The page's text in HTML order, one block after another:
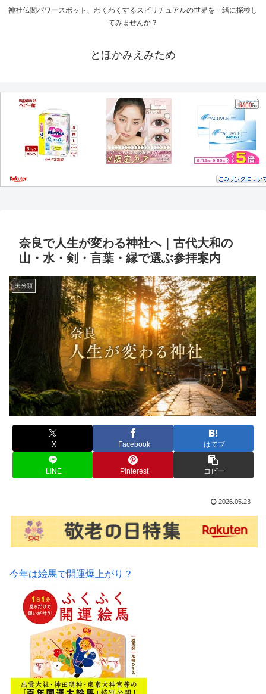
神社仏閣パワースポット、わくわくするスピリチュアルの世界を一緒に探検し
てみませんか？
とほかみえみため
奈良で人生が変わる神社へ｜古代大和の
山・水・剣・言葉・縁で選ぶ参拝案内
未分類
X Facebook はてブ
LINE Pinterest コピー
2026.05.23
今年は絵馬で開運爆上がり？